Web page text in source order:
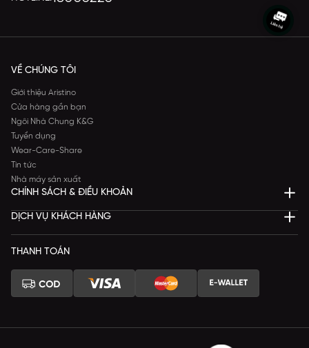
VỀ CHÚNG TÔI
Giới thiệu Aristino
Cửa hàng gần bạn
Ngôi Nhà Chung K&G
Tuyển dụng
Wear-Care-Share
Tin tức
Nhà máy sản xuất
CHÍNH SÁCH & ĐIỀU KHOẢN
DỊCH VỤ KHÁCH HÀNG
THANH TOÁN